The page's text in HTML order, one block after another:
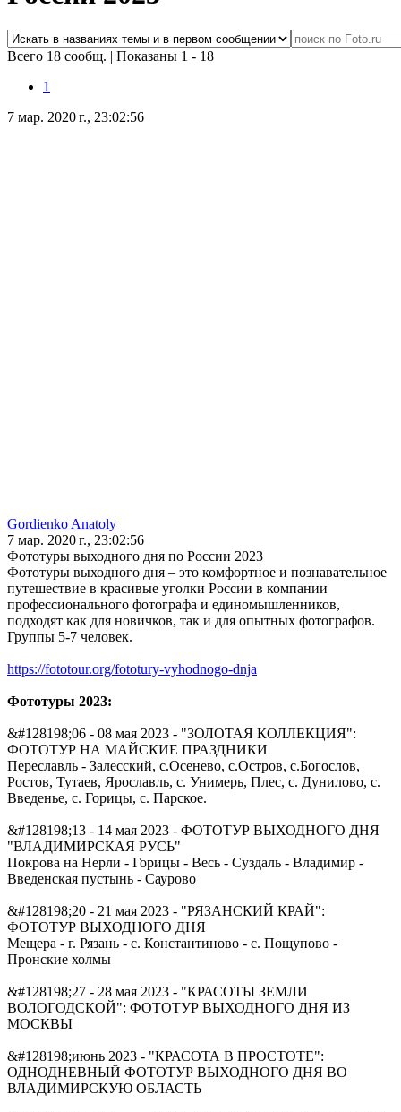
Всего 18 сообщ. | Показаны 1 - 18
1
7 мар. 2020 г., 23:02:56
Gordienko Anatoly
7 мар. 2020 г., 23:02:56
Фототуры выходного дня по России 2023
Фототуры выходного дня – это комфортное и познавательное
путешествие в красивые уголки России в компании
профессионального фотографа и единомышленников,
подходят как для новичков, так и для опытных фотографов.
Группы 5-7 человек.
https://fototour.org/fototury-vyhodnogo-dnja
Фототуры 2023:
&#128198;06 - 08 мая 2023 - "ЗОЛОТАЯ КОЛЛЕКЦИЯ":
ФОТОТУР НА МАЙСКИЕ ПРАЗДНИКИ
Переславль - Залесский, с.Осенево, с.Остров, с.Богослов,
Ростов, Тутаев, Ярославль, с. Унимерь, Плес, с. Дунилово, с.
Введенье, с. Горицы, с. Парское.
&#128198;13 - 14 мая 2023 - ФОТОТУР ВЫХОДНОГО ДНЯ
"ВЛАДИМИРСКАЯ РУСЬ"
Покрова на Нерли - Горицы - Весь - Суздаль - Владимир -
Введенская пустынь - Саурово
&#128198;20 - 21 мая 2023 - "РЯЗАНСКИЙ КРАЙ":
ФОТОТУР ВЫХОДНОГО ДНЯ
Мещера - г. Рязань - с. Константиново - с. Пощупово -
Пронские холмы
&#128198;27 - 28 мая 2023 - "КРАСОТЫ ЗЕМЛИ
ВОЛОГОДСКОЙ": ФОТОТУР ВЫХОДНОГО ДНЯ ИЗ
МОСКВЫ
&#128198;июнь 2023 - "КРАСОТА В ПРОСТОТЕ":
ОДНОДНЕВНЫЙ ФОТОТУР ВЫХОДНОГО ДНЯ ВО
ВЛАДИМИРСКУЮ ОБЛАСТЬ